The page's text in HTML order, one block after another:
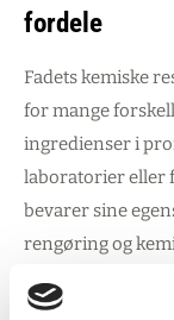
fordele
Fadets kemiske
for mange
ingredienser i
laboratorier eller
bevarer sine
rengøring og
De